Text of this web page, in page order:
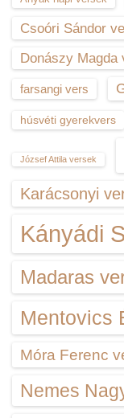
Csoóri Sándor
Donászy Magda
farsangi vers
húsvéti gyerekvers
József Attila versek
Karácsonyi
Kányádi
Madaras
Mentovics
Móra Ferenc
Nemes